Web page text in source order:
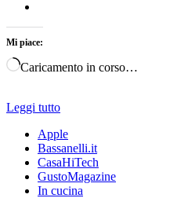
Mi piace:
Caricamento in corso…
Leggi tutto
Apple
Bassanelli.it
CasaHiTech
GustoMagazine
In cucina